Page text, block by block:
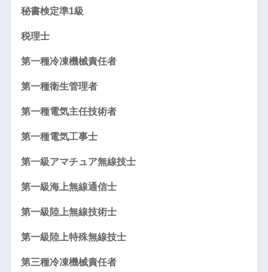
秘書検定準1級
税理士
第一種冷凍機械責任者
第一種衛生管理者
第一種電気主任技術者
第一種電気工事士
第一級アマチュア無線技士
第一級海上無線通信士
第一級陸上無線技術士
第一級陸上特殊無線技士
第三種冷凍機械責任者